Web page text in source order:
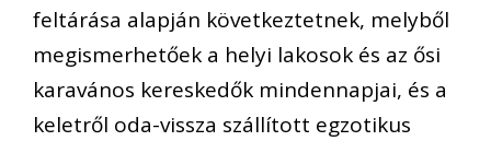
feltárása alapján következtetnek, melyből
megismerhetőek a helyi lakosok és az ősi
karavános kereskedők mindennapjai, és a
keletről oda-vissza szállított egzotikus